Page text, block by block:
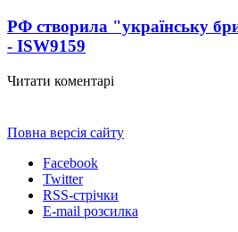
РФ створила "українську
- ISW9159
Читати коментарі
Повна версія сайту
Facebook
Twitter
RSS-стрічки
E-mail розсилка